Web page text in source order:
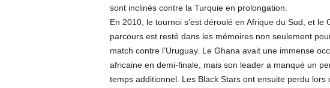
sont inclinés contre la Turquie en prolongation.
En 2010, le tournoi s’est déroulé en Afrique du Sud, et
parcours est resté dans les mémoires non seulement
match contre l’Uruguay. Le Ghana avait une immense
africaine en demi-finale, mais son leader a manqué un
temps additionnel. Les Black Stars ont ensuite perdu